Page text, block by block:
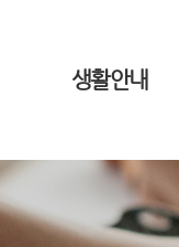
생활안내